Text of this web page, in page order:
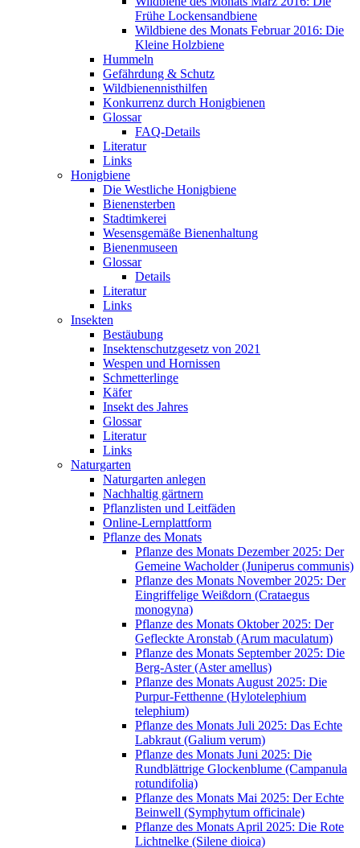
Frühe Lockensandbiene
Wildbiene des Monats Februar 2016: Die
Kleine Holzbiene
Hummeln
Gefährdung & Schutz
Wildbienennisthilfen
Konkurrenz durch Honigbienen
Glossar
FAQ-Details
Literatur
Links
Honigbiene
Die Westliche Honigbiene
Bienensterben
Stadtimkerei
Wesensgemäße Bienenhaltung
Bienenmuseen
Glossar
Details
Literatur
Links
Insekten
Bestäubung
Insektenschutzgesetz von 2021
Wespen und Hornissen
Schmetterlinge
Käfer
Insekt des Jahres
Glossar
Literatur
Links
Naturgarten
Naturgarten anlegen
Nachhaltig gärtnern
Pflanzlisten und Leitfäden
Online-Lernplattform
Pflanze des Monats
Pflanze des Monats Dezember 2025: Der
Gemeine Wacholder (Juniperus communis)
Pflanze des Monats November 2025: Der
Eingriffelige Weißdorn (Crataegus
monogyna)
Pflanze des Monats Oktober 2025: Der
Gefleckte Aronstab (Arum maculatum)
Pflanze des Monats September 2025: Die
Berg-Aster (Aster amellus)
Pflanze des Monats August 2025: Die
Purpur-Fetthenne (Hylotelephium
telephium)
Pflanze des Monats Juli 2025: Das Echte
Labkraut (Galium verum)
Pflanze des Monats Juni 2025: Die
Rundblättrige Glockenblume (Campanula
rotundifolia)
Pflanze des Monats Mai 2025: Der Echte
Beinwell (Symphytum officinale)
Pflanze des Monats April 2025: Die Rote
Lichtnelke (Silene dioica)